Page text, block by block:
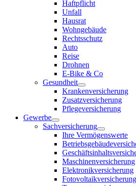
Haftpflicht
Unfall
Hausrat
Wohngebäude
Rechtsschutz
Auto
Reise
Drohnen
E-Bike & Co
Gesundheit
Krankenversicherung
Zusatzversicherung
Pflegeversicherung
Gewerbe
Sachversicherung
Ihre Vermögenswerte
Maschinenversicherung
Elektronikversicherung
Fotovoltaikversicherung